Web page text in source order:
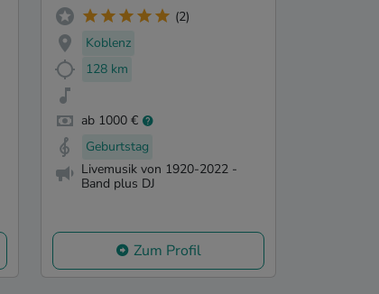
(2)
Koblenz
128 km
ab 1000 €
Geburtstag
Livemusik von 1920-2022 -
Band plus DJ
Zum Profil